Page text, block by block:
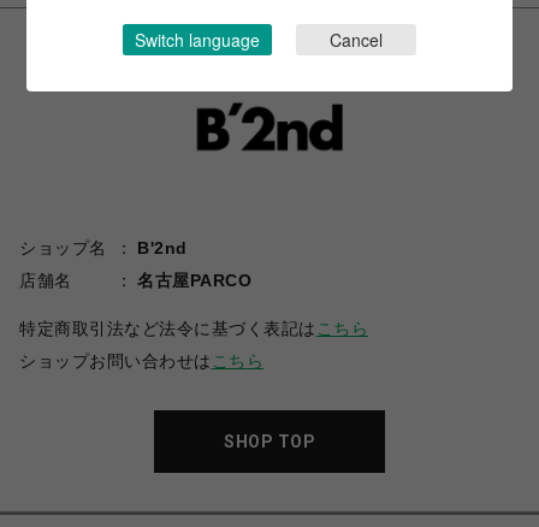
ショップ名
B'2nd
店舗名
名古屋PARCO
特定商取引法など法令に基づく表記は こちら
ショップお問い合わせは こちら
SHOP TOP
Switch language Cancel